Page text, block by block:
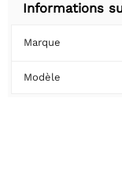
Informations
Marque
Modèle